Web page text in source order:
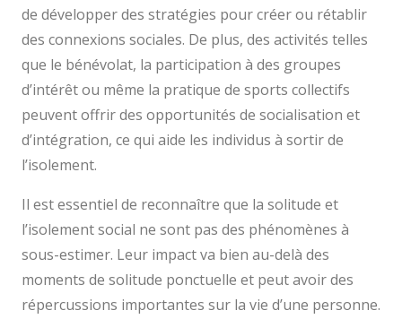
de développer des stratégies pour créer ou rétablir
des connexions sociales. De plus, des activités telles
que le bénévolat, la participation à des groupes
d’intérêt ou même la pratique de sports collectifs
peuvent offrir des opportunités de socialisation et
d’intégration, ce qui aide les individus à sortir de
l’isolement.
Il est essentiel de reconnaître que la solitude et
l’isolement social ne sont pas des phénomènes à
sous-estimer. Leur impact va bien au-delà des
moments de solitude ponctuelle et peut avoir des
répercussions importantes sur la vie d’une personne.